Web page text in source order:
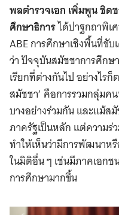
พลตำรวจเอก เพิ่มพูน ชิด
ศึกษาธิการได้ปาฐกถาพิเ
ABE การศึกษาเชิงพื้นที่ขั
ว่า ปัจจุบันสมัชชาการศึกษ
เรียกที่ต่างกันไป อย่างไร
สมัชชา’ คือการรวมกลุ่มค
บางอย่างร่วมกัน และแม้ส
ภาครัฐเป็นหลัก แต่ความร่
ทำให้เห็นว่ามีการพัฒนาห
ในมิติอื่น ๆ เช่นมีภาคเอกช
การศึกษามากขึ้น